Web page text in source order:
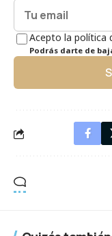
Acepto la política
Podrás darte de